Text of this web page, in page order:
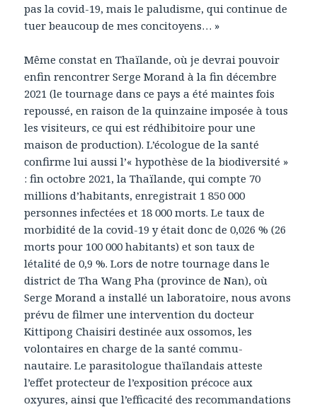
pas la covid-19, mais le paludisme, qui continue de
tuer beaucoup de mes concitoyens… »
Même constat en Thaïlande, où je devrai pouvoir
enfin rencontrer Serge Morand à la fin décembre
2021 (le tournage dans ce pays a été maintes fois
repoussé, en raison de la quinzaine imposée à tous
les visiteurs, ce qui est rédhibitoire pour une
maison de production). L’écologue de la santé
confirme lui aussi l’« hypothèse de la biodiversité »
: fin octobre 2021, la Thaïlande, qui compte 70
millions d’habitants, enregistrait 1 850 000
personnes infectées et 18 000 morts. Le taux de
morbidité de la covid-19 y était donc de 0,026 % (26
morts pour 100 000 habitants) et son taux de
létalité de 0,9 %. Lors de notre tournage dans le
district de Tha Wang Pha (province de Nan), où
Serge Morand a installé un laboratoire, nous avons
prévu de filmer une intervention du docteur
Kittipong Chaisiri destinée aux ossomos, les
volontaires en charge de la santé commu-
nautaire. Le parasitologue thaïlandais atteste
l’effet protecteur de l’exposition précoce aux
oxyures, ainsi que l’efficacité des recommandations